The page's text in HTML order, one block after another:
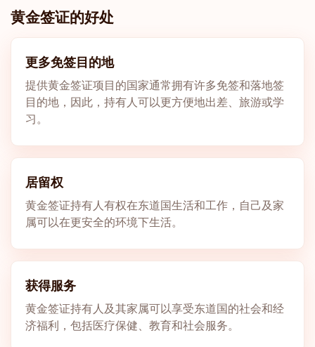
黄金签证的好处
更多免签目的地
提供黄金签证项目的国家通常拥有许多免签和落地签
目的地，因此，持有人可以更方便地出差、旅游或学
习。
居留权
黄金签证持有人有权在东道国生活和工作，自己及家
属可以在更安全的环境下生活。
获得服务
黄金签证持有人及其家属可以享受东道国的社会和经
济福利，包括医疗保健、教育和社会服务。